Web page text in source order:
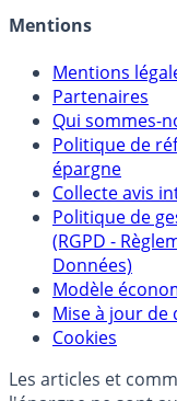
Crédit
Mentions
Mentions
Partenaires
Qui sommes-
Politique de
épargne
Collecte avis
Politique de
(RGPD -
Données)
Modèle
Cookies